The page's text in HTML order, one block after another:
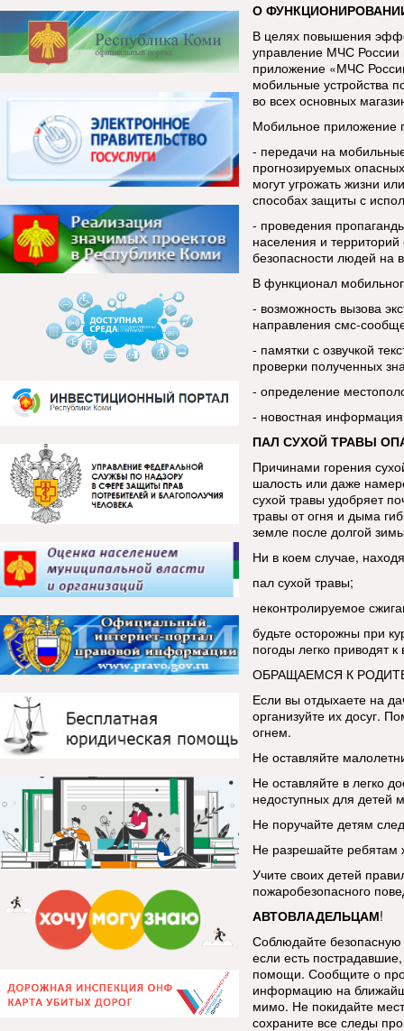
О
В целях повышения
управление МЧС России
приложение «МЧС
мобильные устройства
во всех основных
Мобильное приложение
- передачи на
прогнозируемых
могут угрожать жизни
способах защиты с
- проведения
населения и
безопасности людей на
В функционал
- возможность вызова
направления смс-
- памятки с озвучкой
проверки полученных
- определение
- новостная
ПАЛ СУХОЙ ТРАВЫ
Причинами горения
шалость или даже
сухой травы удобряет
травы от огня и дыма
земле после долгой
Ни в коем случае,
пал сухой травы;
неконтролируемое
будьте осторожны при
погоды легко приводят
ОБРАЩАЕМСЯ К
Если вы отдыхаете на
организуйте их досуг.
огнем.
Не оставляйте
Не оставляйте в легко
недоступных для детей
Не поручайте детям
Не разрешайте ребятам
Учите своих детей
пожаробезопасного
АВТОВЛАДЕЛЬЦАМ!
Соблюдайте
если есть
помощи. Сообщите о
информацию на
мимо. Не покидайте
сохраните все следы